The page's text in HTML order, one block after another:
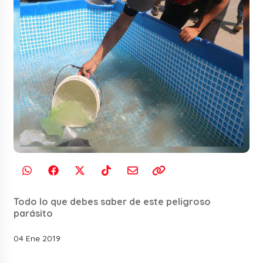
Todo lo que debes saber de este peligroso
parásito
04 Ene 2019